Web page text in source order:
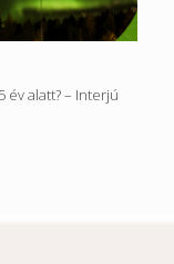
év alatt? – Interjú